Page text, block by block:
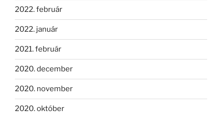
2022. február
2022. január
2021. február
2020. december
2020. november
2020. október